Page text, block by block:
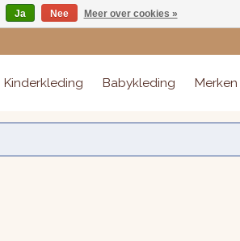
Kinderkleding Babykleding Merken
Ja Nee Meer over cookies »